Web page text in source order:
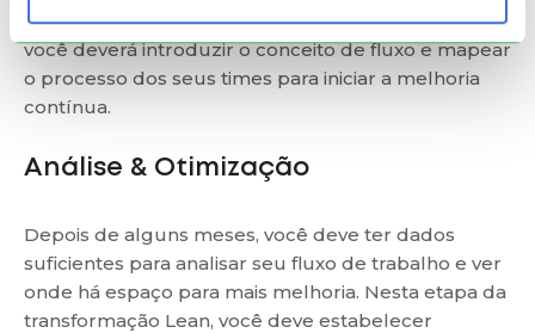
do Lean. Durante este estágio do seu roadmap,
você deverá introduzir o conceito de fluxo e mapear
o processo dos seus times para iniciar a melhoria
contínua.
Análise & Otimização
Depois de alguns meses, você deve ter dados
suficientes para analisar seu fluxo de trabalho e ver
onde há espaço para mais melhoria. Nesta etapa da
transformação Lean, você deve estabelecer